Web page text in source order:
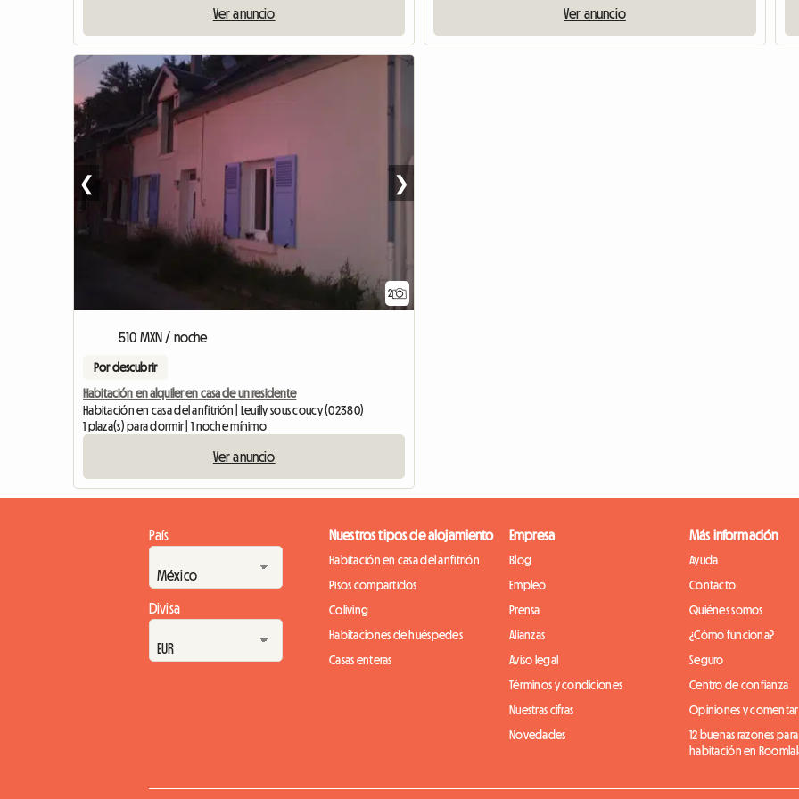
Ver anuncio Ver anuncio
2
❮ ❯
510 MXN / noche
Por descubrir
Habitación en alquiler en casa de un residente
Habitación en casa del anfitrión | Leuilly sous coucy (02380)
1 plaza(s) para dormir | 1 noche mínimo
Ver anuncio
País
Divisa
Nuestros tipos de alojamiento
Habitación en casa del anfitrión
Pisos compartidos
Coliving
Habitaciones de huéspedes
Casas enteras
Empresa
Blog
Empleo
Prensa
Alianzas
Aviso legal
Términos y condiciones
Nuestras cifras
Novedades
Más información
Ayuda
Contacto
Quiénes somos
¿Cómo funciona?
Seguro
Centro de confianza
Opiniones y
12 buenas razones
habitación en